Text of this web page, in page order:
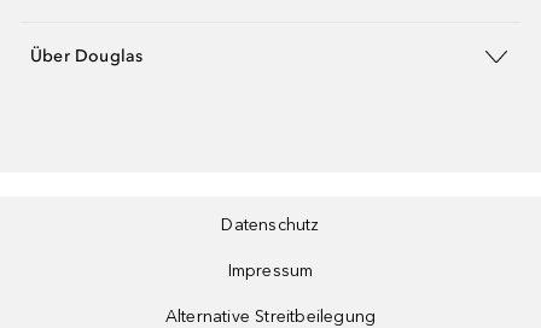
Über Douglas
Datenschutz
Impressum
Alternative Streitbeilegung